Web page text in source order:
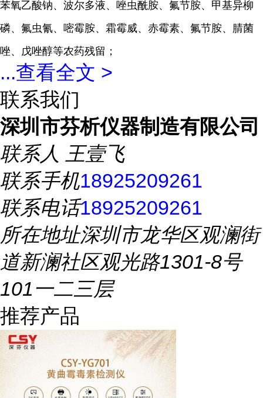
苯氧乙酸钠、波尔多液、唑虫酰胺、氟节胺、甲基异柳
磷、氟虫氰、嘧霉胺、霜霉威、赤霉素、氟节胺、腈菌
唑、戊唑醇等农药残留；
...查看全文 >
联系我们
深圳市芬析仪器制造有限公司
联系人 王壹飞
联系手机18925209261
联系电话18925209261
所在地址深圳市龙华区观澜街
道新澜社区观光路1301-8号
101一二三层
推荐产品